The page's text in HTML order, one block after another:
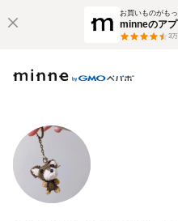
お買いものがも
minneのアプ
3